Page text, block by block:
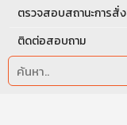
ตรวจสอบสถานะการสั่
ติดต่อสอบถาม